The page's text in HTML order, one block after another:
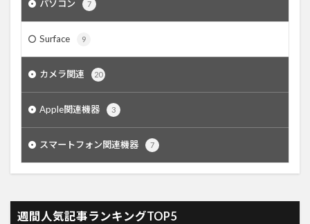
パソコン 7
Surface 9
カメラ関連 20
Apple関連機器 3
スマートフォン関連機器 7
週間人気記事ランキングTOP5